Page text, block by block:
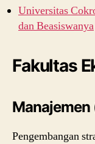
Universitas
dan Beasiswanya
Fakultas
Manajemen
Pengembangan